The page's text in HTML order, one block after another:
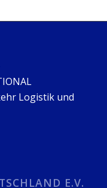
Logistik und
E.V.